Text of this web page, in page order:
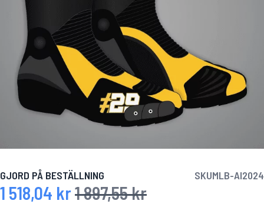
GJORD PÅ BESTÄLLNING SKUMLB-AI2024
Specialpris
1 518,04 kr Ordinarie pris
1 897,55 kr